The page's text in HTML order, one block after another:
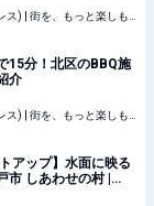
15分！北区のBBQ施
介
アップ】水面に映る
市 しあわせの村 |